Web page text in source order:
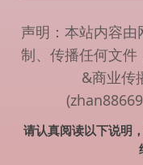
声明：本站内容
制、传播任何文
&商业传
请认真阅读以下说明